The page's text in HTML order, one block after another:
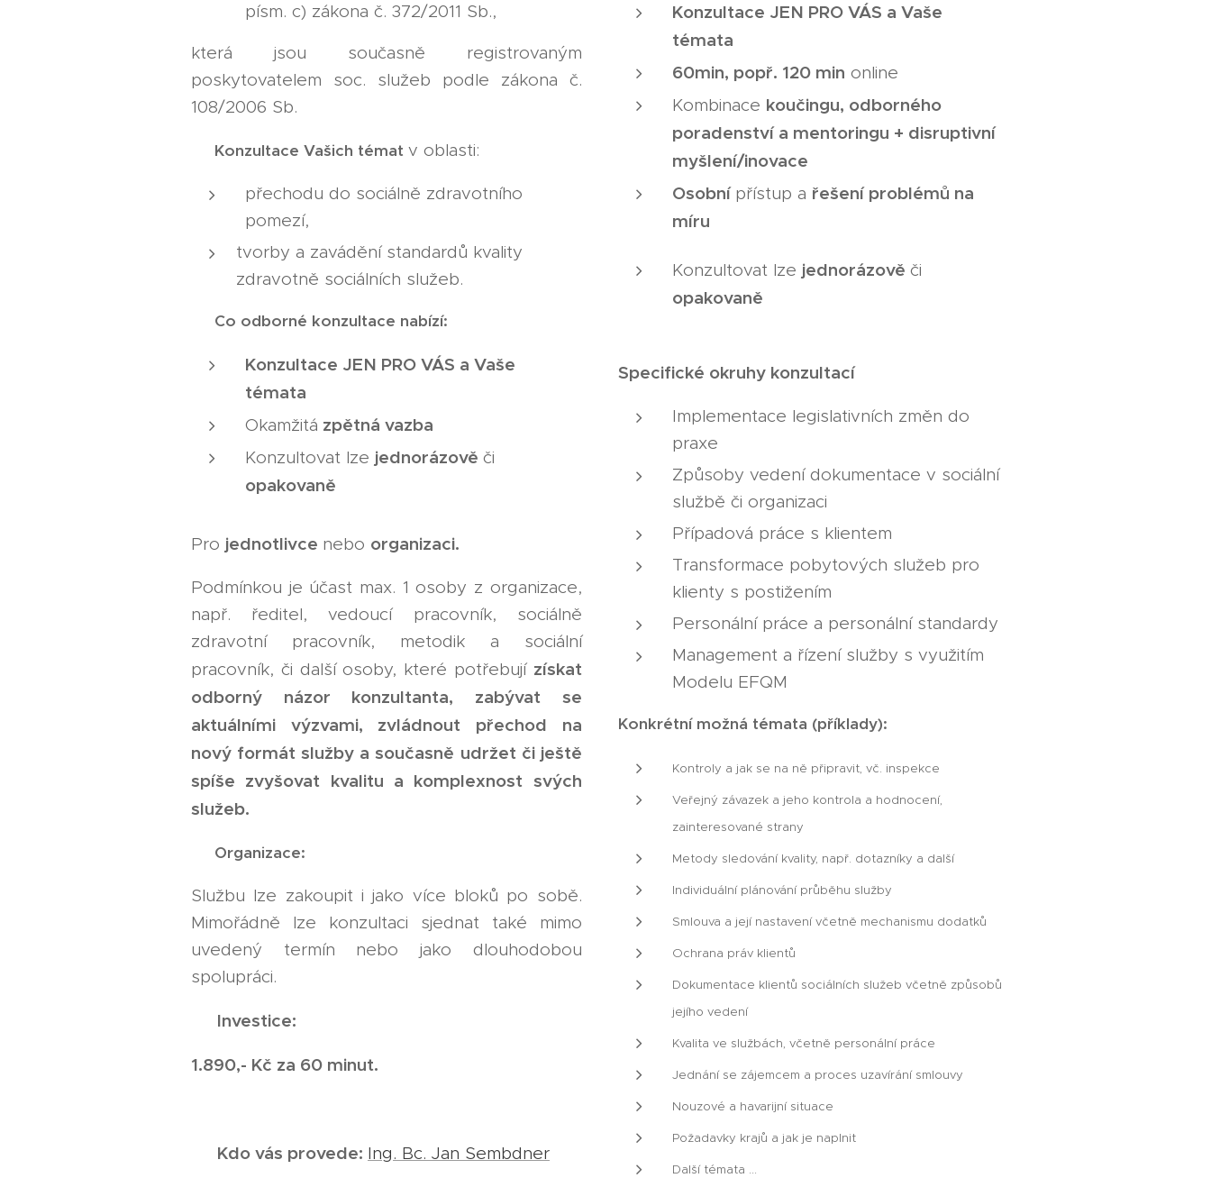
písm. c) zákona č. 372/2011 Sb.,
která jsou současně registrovaným
poskytovatelem soc. služeb podle zákona č.
108/2006 Sb.
Konzultace Vašich témat v oblasti:
přechodu do sociálně zdravotního
pomezí,
tvorby a zavádění standardů kvality
zdravotně sociálních služeb.
Co odborné konzultace nabízí:
Konzultace JEN PRO VÁS a Vaše
témata
Okamžitá zpětná vazba
Konzultovat lze jednorázově či
opakovaně
Pro jednotlivce nebo organizaci.
Podmínkou je účast max. 1 osoby z organizace,
např. ředitel, vedoucí pracovník, sociálně
zdravotní pracovník, metodik a sociální
pracovník, či další osoby, které potřebují získat
odborný názor konzultanta, zabývat se
aktuálními výzvami, zvládnout přechod na
nový formát služby a současně udržet či ještě
spíše zvyšovat kvalitu a komplexnost svých
služeb.
Organizace:
Službu lze zakoupit i jako více bloků po sobě.
Mimořádně lze konzultaci sjednat také mimo
uvedený termín nebo jako dlouhodobou
spolupráci.
Investice:
1.890,- Kč za 60 minut.
Kdo vás provede: Ing. Bc. Jan Sembdner
Konzultace JEN PRO VÁS a Vaše
témata
60min, popř. 120 min online
Kombinace koučingu, odborného
poradenství a mentoringu + disruptivní
myšlení/inovace
Osobní přístup a řešení problémů na
míru
Konzultovat lze jednorázově či
opakovaně
Specifické okruhy konzultací
Implementace legislativních změn do
praxe
Způsoby vedení dokumentace v sociální
službě či organizaci
Případová práce s klientem
Transformace pobytových služeb pro
klienty s postižením
Personální práce a personální standardy
Management a řízení služby s využitím
Modelu EFQM
Konkrétní možná témata (příklady):
Kontroly a jak se na ně připravit, vč. inspekce
Veřejný závazek a jeho kontrola a hodnocení,
zainteresované strany
Metody sledování kvality, např. dotazníky a další
Individuální plánování průběhu služby
Smlouva a její nastavení včetně mechanismu dodatků
Ochrana práv klientů
Dokumentace klientů sociálních služeb včetně způsobů
jejího vedení
Kvalita ve službách, včetně personální práce
Jednání se zájemcem a proces uzavírání smlouvy
Nouzové a havarijní situace
Požadavky krajů a jak je naplnit
Další témata ...